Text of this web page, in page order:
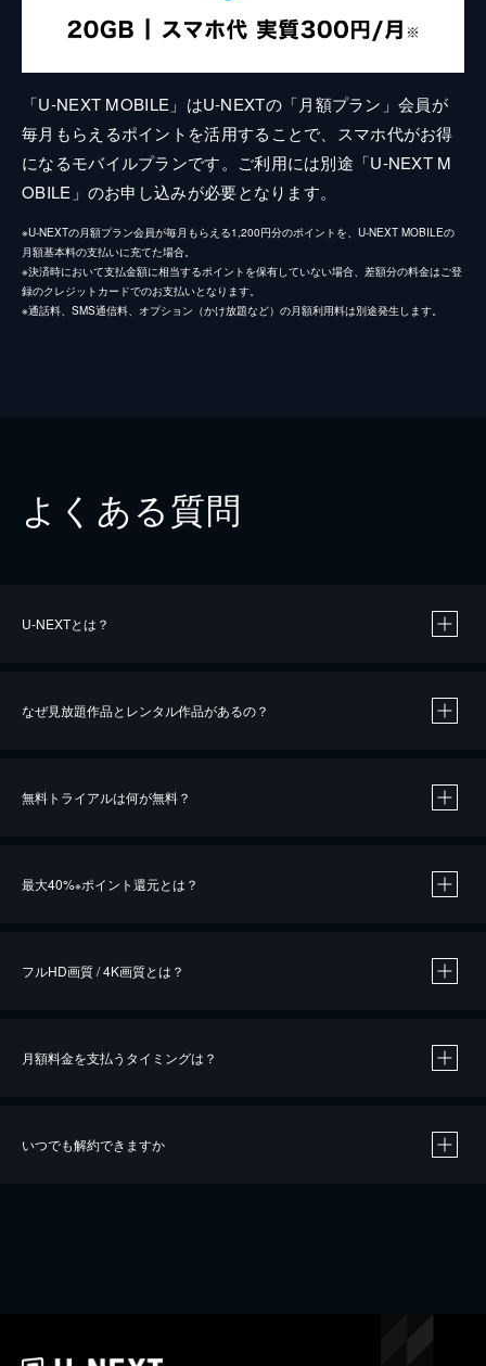
「U-NEXT MOBILE」はU-NEXTの「月額プラン」会員が
毎月もらえるポイントを活用することで、スマホ代がお得
になるモバイルプランです。ご利用には別途「U-NEXT M
OBILE」のお申し込みが必要となります。
※U-NEXTの月額プラン会員が毎月もらえる1,200円分のポイントを、U-NEXT MOBILEの
月額基本料の支払いに充てた場合。
※決済時において支払金額に相当するポイントを保有していない場合、差額分の料金はご登
録のクレジットカードでのお支払いとなります。
※通話料、SMS通信料、オプション（かけ放題など）の月額利用料は別途発生します。
よくある質問
U-NEXTとは？
なぜ見放題作品とレンタル作品があるの？
無料トライアルは何が無料？
最大40%※ポイント還元とは？
※40％ポイント還元の対象は、クレジットカード決済による作品の購入 / レンタルです。
iOSアプリのUコイン決済による作品の購入 / レンタルは、20％のポイント還元です。
フルHD画質 / 4K画質とは？
月額料金を支払うタイミングは？
いつでも解約できますか